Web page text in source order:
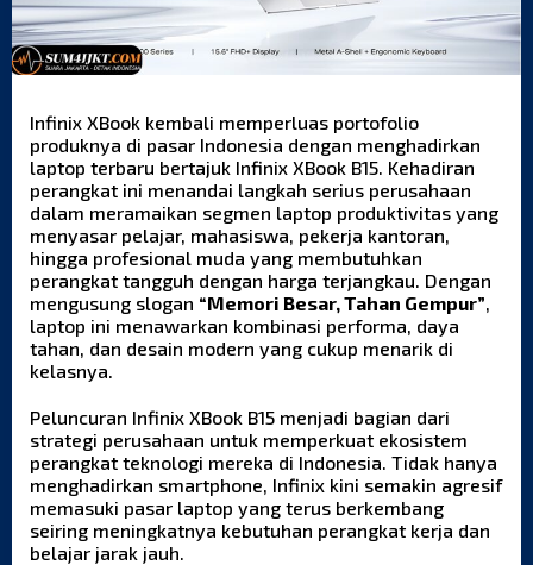
Infinix XBook kembali memperluas portofolio
produknya di pasar Indonesia dengan menghadirkan
laptop terbaru bertajuk Infinix XBook B15. Kehadiran
perangkat ini menandai langkah serius perusahaan
dalam meramaikan segmen laptop produktivitas yang
menyasar pelajar, mahasiswa, pekerja kantoran,
hingga profesional muda yang membutuhkan
perangkat tangguh dengan harga terjangkau. Dengan
mengusung slogan “Memori Besar, Tahan Gempur”
laptop ini menawarkan kombinasi performa, daya
tahan, dan desain modern yang cukup menarik di
kelasnya.
Peluncuran Infinix XBook B15 menjadi bagian dari
strategi perusahaan untuk memperkuat ekosistem
perangkat teknologi mereka di Indonesia. Tidak hanya
menghadirkan smartphone, Infinix kini semakin agresif
memasuki pasar laptop yang terus berkembang
seiring meningkatnya kebutuhan perangkat kerja dan
belajar jarak jauh.